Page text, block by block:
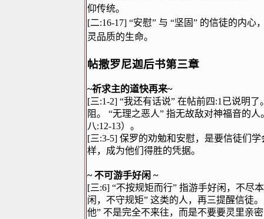
仰传统。
[二:16-17] “安慰” 与 “坚固” 的信徒的内心
灵品质的生命。
帖撒罗尼迦后书第三章
~祈求主的道快再来~
[三:1-2] “我还有话说” 在帖前四:1 已说明了
阻。
“无理之恶人” 指无故敌对神福音的
八:12-13）。
[三:3-5] 保罗的劝勉和安慰，是要信徒们
样，成为他们得胜的凭据。
~不可游手好闲 ~
[三:6] “不按规矩而行” 指游手好闲，不尽
闲，不守规矩” 这类的人，再三提醒信徒
他” 不是完全不来往，而是不要要灵里亲